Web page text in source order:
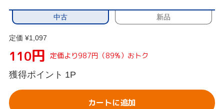
中古 新品
定価 ¥1,097
110円 定価より987円（89%）おトク
獲得ポイント 1P
カートに追加